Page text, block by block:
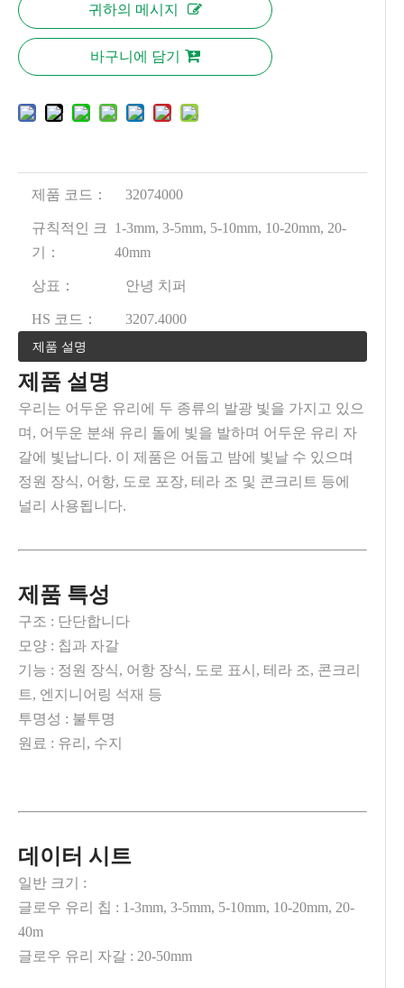
귀하의 메시지
바구니에 담기
제품 코드： 32074000
규칙적인 크
기：
1-3mm, 3-5mm, 5-10mm, 10-20mm, 20-
40mm
상표： 안녕 치퍼
HS 코드： 3207.4000
제품 설명
제품 설명
우리는 어두운 유리에 두 종류의 발광 빛을 가지고 있으
며, 어두운 분쇄 유리 돌에 빛을 발하며 어두운 유리 자
갈에 빛납니다. 이 제품은 어둡고 밤에 빛날 수 있으며
정원 장식, 어항, 도로 포장, 테라 조 및 콘크리트 등에
널리 사용됩니다.
제품 특성
구조 : 단단합니다
모양 : 칩과 자갈
기능 : 정원 장식, 어항 장식, 도로 표시, 테라 조, 콘크리
트, 엔지니어링 석재 등
투명성 : 불투명
원료 : 유리, 수지
데이터 시트
일반 크기 :
글로우 유리 칩 : 1-3mm, 3-5mm, 5-10mm, 10-20mm, 20-
40m
글로우 유리 자갈 : 20-50mm